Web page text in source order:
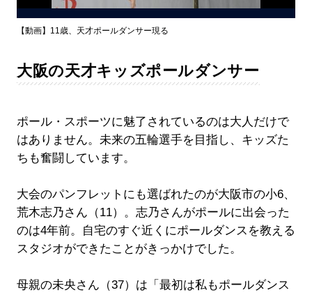
Video
【動画】11歳、天才ポールダンサー現る
大阪の天才キッズポールダンサー
ポール・スポーツに魅了されているのは大人だけで
はありません。未来の五輪選手を目指し、キッズた
ちも奮闘しています。
大会のパンフレットにも選ばれたのが大阪市の小6、
荒木志乃さん（11）。志乃さんがポールに出会った
のは4年前。自宅のすぐ近くにポールダンスを教える
スタジオができたことがきっかけでした。
母親の未央さん（37）は「最初は私もポールダンス